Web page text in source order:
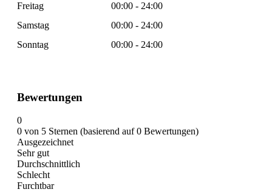
Freitag
00:00 - 24:00
Samstag
00:00 - 24:00
Sonntag
00:00 - 24:00
Bewertungen
0
0 von 5 Sternen (basierend auf 0 Bewertungen)
Ausgezeichnet
Sehr gut
Durchschnittlich
Schlecht
Furchtbar